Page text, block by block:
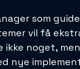
som
vil få
noget,
nye